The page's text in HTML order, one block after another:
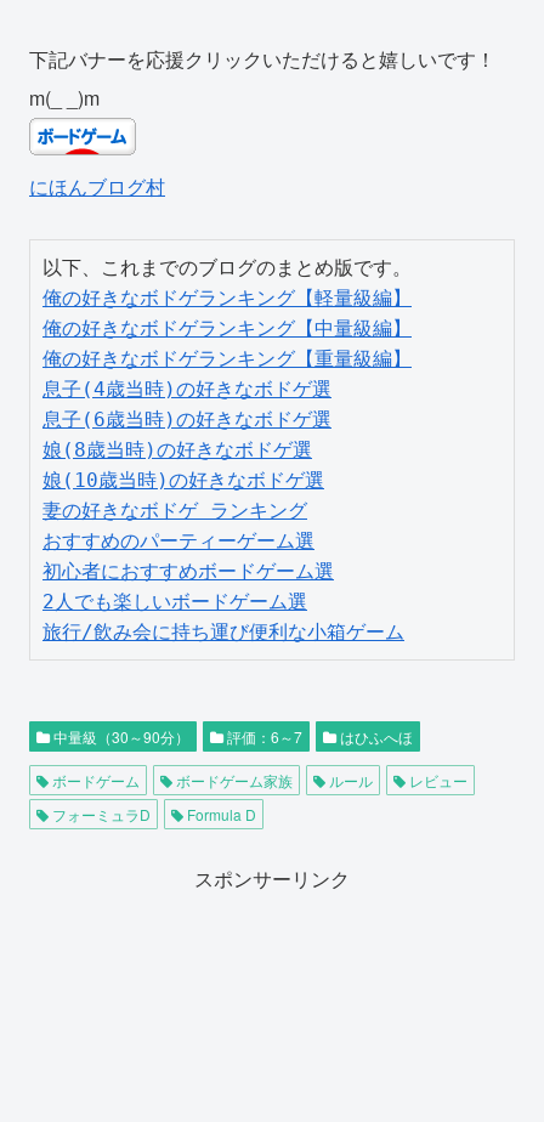
下記バナーを応援クリックいただけると嬉しいです！
m(_ _)m
にほんブログ村
俺の好きなボドゲランキング【軽量級編】
俺の好きなボドゲランキング【中量級編】
俺の好きなボドゲランキング【重量級編】
息子(4歳当時)の好きなボドゲ選
息子(6歳当時)の好きなボドゲ選
娘(8歳当時)の好きなボドゲ選
娘(10歳当時)の好きなボドゲ選
妻の好きなボドゲ ランキング
おすすめのパーティーゲーム選
初心者におすすめボードゲーム選
2人でも楽しいボードゲーム選
旅行/飲み会に持ち運び便利な小箱ゲーム
中量級（30～90分） 評価：6～7 はひふへほ
ボードゲーム ボードゲーム家族 ルール
レビュー
フォーミュラD
Formula D
スポンサーリンク